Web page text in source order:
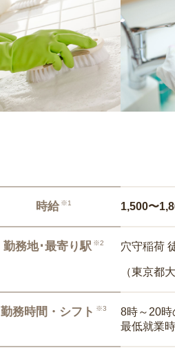
時給 ※1 1,500〜
勤務地･最寄り駅 ※2 穴守稲荷
（東京都
勤務時間・シフト ※3
8時～20時
最低就業